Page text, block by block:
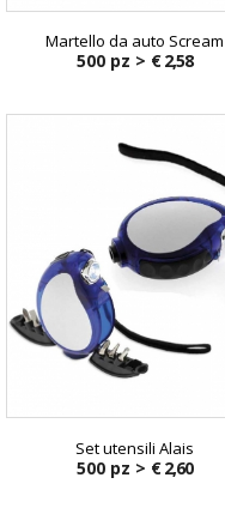
Martello da auto Scream
500 pz > € 2,58
Set utensili Alais
500 pz > € 2,60